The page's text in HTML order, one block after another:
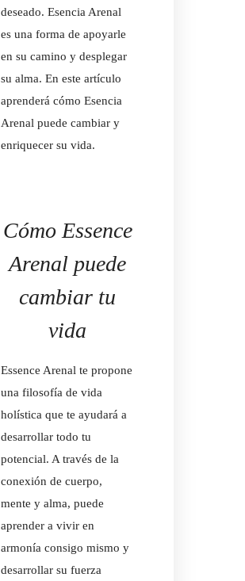
deseado. Esencia Arenal
es una forma de apoyarle
en su camino y desplegar
su alma. En este artículo
aprenderá cómo Esencia
Arenal puede cambiar y
enriquecer su vida.
Cómo Essence
Arenal puede
cambiar tu
vida
Essence Arenal te propone
una filosofía de vida
holística que te ayudará a
desarrollar todo tu
potencial. A través de la
conexión de cuerpo,
mente y alma, puede
aprender a vivir en
armonía consigo mismo y
desarrollar su fuerza